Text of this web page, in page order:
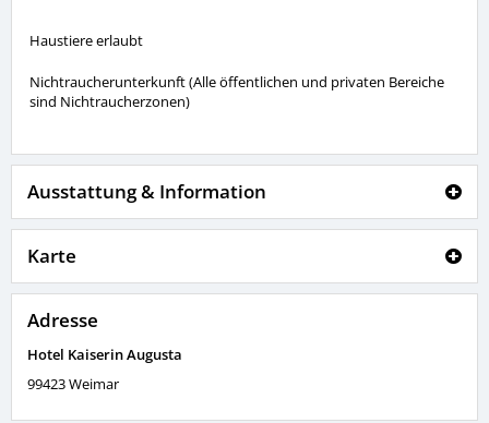
Haustiere erlaubt
Nichtraucherunterkunft (Alle öffentlichen und privaten Bereiche
sind Nichtraucherzonen)
Ausstattung & Information
Karte
Adresse
Hotel Kaiserin Augusta
99423Weimar